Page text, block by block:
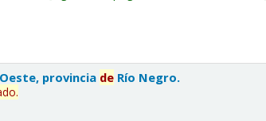
provincia de Río Negro.
.